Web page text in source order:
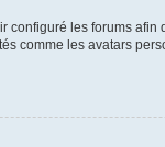
les forums
comme les avatars